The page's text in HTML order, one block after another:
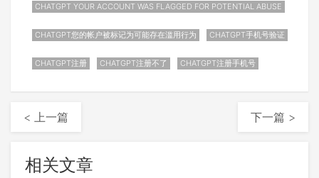
CHATGPT YOUR ACCOUNT WAS FLAGGED FOR POTENTIAL ABUSE
CHATGPT您的帐户被标记为可能存在滥用行为 CHATGPT手机号验证
CHATGPT注册 CHATGPT注册不了 CHATGPT注册手机号
< 上一篇 下一篇 >
相关文章